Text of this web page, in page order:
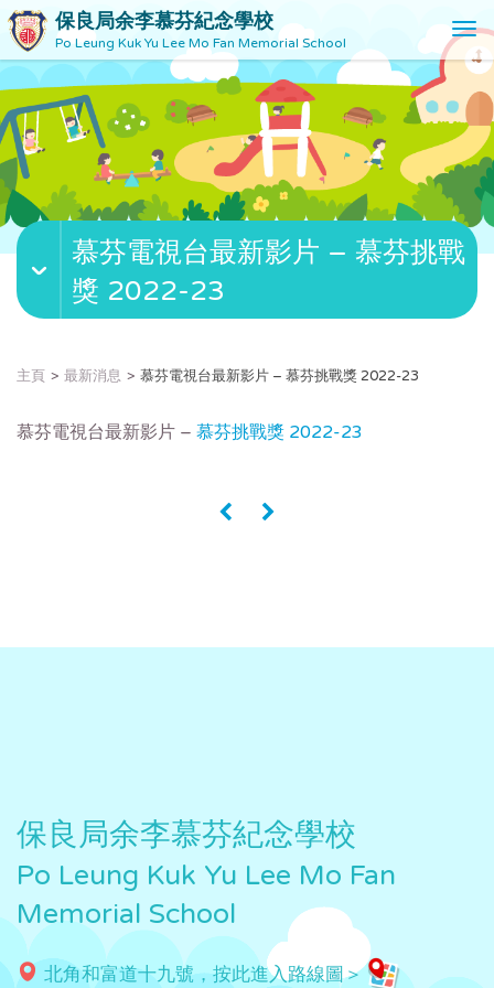
保良局余李慕芬紀念學校
Po Leung Kuk Yu Lee Mo Fan Memorial School
T
o
g
l
e
v
i
慕芬電視台最新影片 – 慕芬挑戰
獎 2022-23
主頁 最新消息 慕芬電視台最新影片 – 慕芬挑戰獎 2022-23
慕芬電視台最新影片 – 慕芬挑戰獎 2022-23
« »
保良局余李慕芬紀念學校
Po Leung Kuk Yu Lee Mo Fan
Memorial School
北角和富道十九號，按此進入路線圖＞